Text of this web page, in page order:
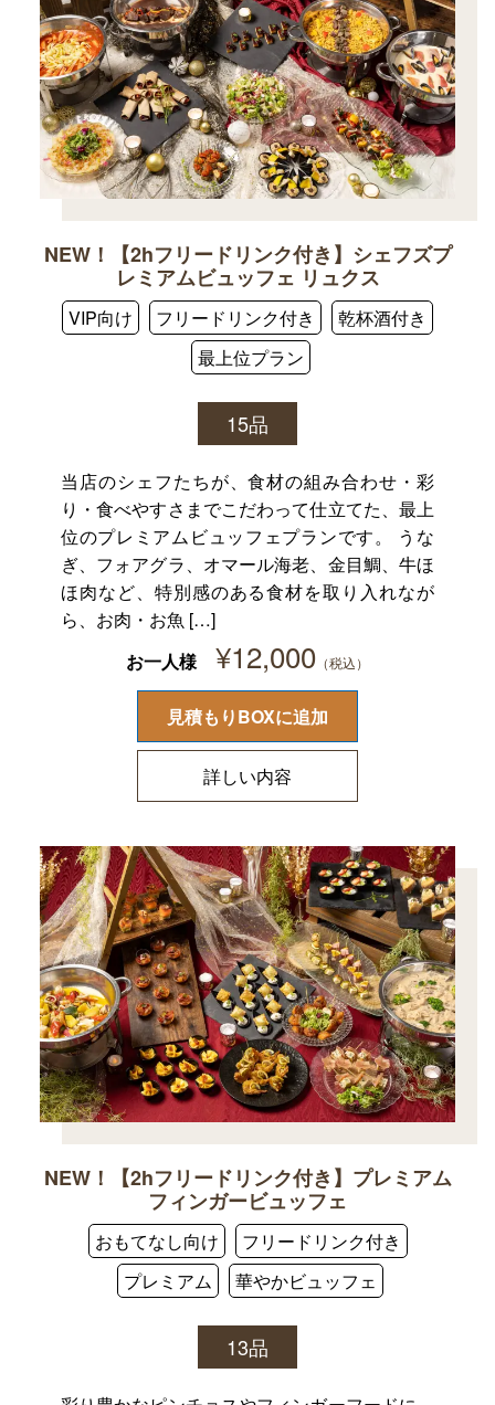
NEW！【2hフリードリンク付き】シェフズプ
レミアムビュッフェ リュクス
VIP向け フリードリンク付き
乾杯酒付き
最上位プラン
15品
当店のシェフたちが、食材の組み合わせ・彩
り・食べやすさまでこだわって仕立てた、最上
位のプレミアムビュッフェプランです。 うな
ぎ、フォアグラ、オマール海老、金目鯛、牛ほ
ほ肉など、特別感のある食材を取り入れなが
ら、お肉・お魚 […]
お一人様
¥12,000
詳しい内容
見積もりBOXに追加
NEW！【2hフリードリンク付き】プレミアム
フィンガービュッフェ
おもてなし向け
フリードリンク付き
プレミアム
華やかビュッフェ
13品